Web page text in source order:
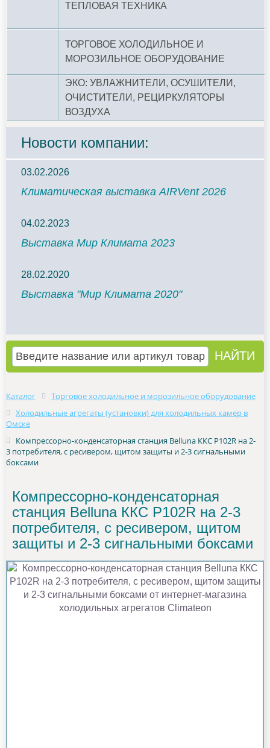
ТЕПЛОВАЯ ТЕХНИКА
ТОРГОВОЕ ХОЛОДИЛЬНОЕ И
МОРОЗИЛЬНОЕ ОБОРУДОВАНИЕ
ЭКО: УВЛАЖНИТЕЛИ, ОСУШИТЕЛИ,
ОЧИСТИТЕЛИ, РЕЦИРКУЛЯТОРЫ
ВОЗДУХА
Новости компании:
03.02.2026
Климатическая выставка AIRVent 2026
04.02.2023
Выставка Мир Климата 2023
28.02.2020
Выставка "Мир Климата 2020"
Каталог
Торговое холодильное и морозильное оборудование
Холодильные агрегаты (установки) для холодильных камер в
Омске
Компрессорно-конденсаторная станция Belluna ККС Р102R на 2-
3 потребителя, с ресивером, щитом защиты и 2-3 сигнальными
боксами
Компрессорно-конденсаторная
станция Belluna ККС Р102R на 2-3
потребителя, с ресивером, щитом
защиты и 2-3 сигнальными боксами